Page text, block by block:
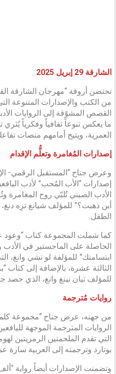
الشارقة 29 إبريل 2025
من الكتب والإصدارات المتنوعة
القصص المشوّقة إلى الروايات
ما يعكس تنوعاً ثقافياً وفكرياً يُثري
العمرية، ويتيح أمامهم منصات
إصدارات المُغامرة وتعلُّم الإقدام
وعرض جناح “المستقبل الرقمي-
إصدارات “الأب المُحب” لأدب
الأدب الصيني تُلبّي روح المغامرة
أين ذهبت؟” للمؤلف شيانغ تزِه
الطفل.
كما شملت المجموعة كتاب “وعود
الحاصلة على الماجستير في الأدب
ابتسامتك” للمؤلفة لو تشي
الثالثة عشرة، بالإضافة إلى كتاب
للمؤلف تيان نينغ وانغ، الذي حصد
روايات مُترجمة
من جهته، عرض جناح “مجموعة
الروايات المترجمة الموجهة
التي تقدم الملحمتين الرمزيتين
بوتارد وترجمته إلى العربية سارة
وتضمنت الإصدارات أيضاً رواية